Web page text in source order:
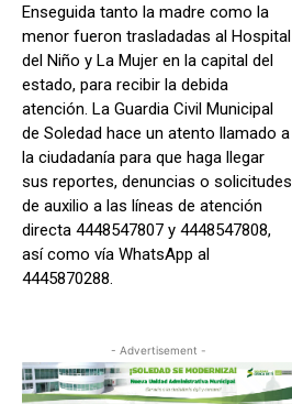
Enseguida tanto la madre como la
menor fueron trasladadas al Hospital
del Niño y La Mujer en la capital del
estado, para recibir la debida
atención. La Guardia Civil Municipal
de Soledad hace un atento llamado a
la ciudadanía para que haga llegar
sus reportes, denuncias o solicitudes
de auxilio a las líneas de atención
directa 4448547807 y 4448547808,
así como vía WhatsApp al
4445870288.
- Advertisement -